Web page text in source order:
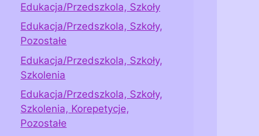
Edukacja/Przedszkola, Szkoły
Edukacja/Przedszkola, Szkoły,
Pozostałe
Edukacja/Przedszkola, Szkoły,
Szkolenia
Edukacja/Przedszkola, Szkoły,
Szkolenia, Korepetycje,
Pozostałe